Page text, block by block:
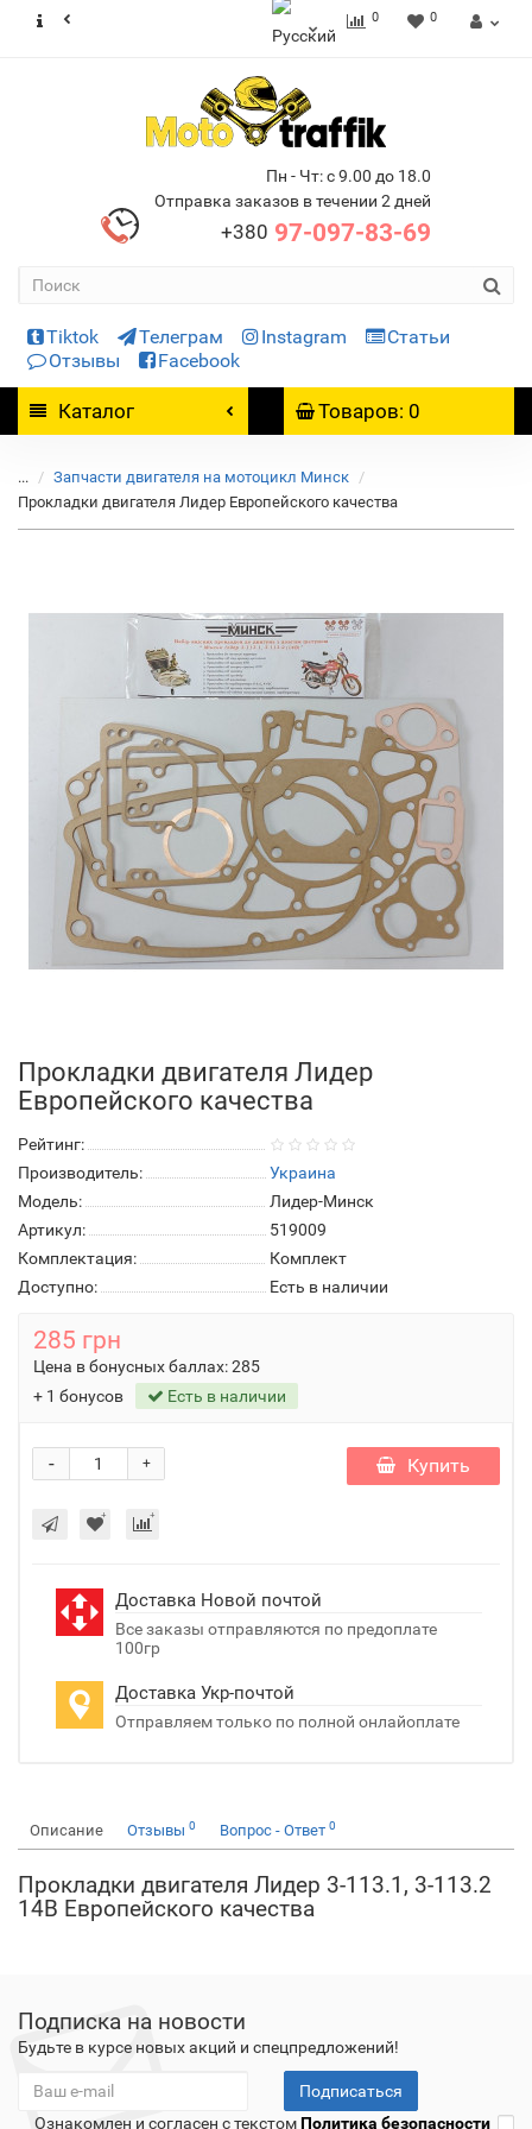
0 0
Пн - Чт: с 9.00 до 18.0
Отправка заказов в течении 2 дней
+380 97-097-83-69
Tiktok Телеграм Instagram
Статьи
Отзывы
Facebook
Каталог Товаров: 0
...
Запчасти двигателя на мотоцикл Минск
Прокладки двигателя Лидер Европейского качества
Прокладки двигателя Лидер
Европейского качества
Рейтинг:
Производитель:
Украина
Модель:
Лидер-Минск
Артикул:
519009
Комплектация:
Комплект
Доступно:
Есть в наличии
285 грн
Цена в бонусных баллах:285
+ 1 бонусов
Есть в наличии
+
- Купить
Доставка Новой почтой
Все заказы отправляются по предоплате
100гр
Доставка Укр-почтой
Отправляем только по полной онлайоплате
Описание Отзывы 0 Вопрос - Ответ 0
Прокладки двигателя Лидер 3-113.1, 3-113.2
14В Европейского качества
Подписка на новости
Будьте в курсе новых акций и спецпредложений!
Подписаться
Ознакомлен и согласен с текстомПолитика безопасности